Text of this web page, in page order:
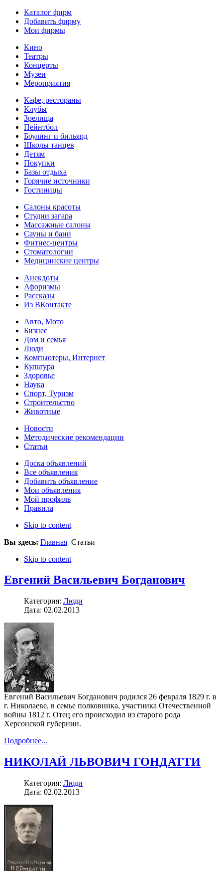
Каталог фирм
Добавить фирму
Мои фирмы
Кино
Театры
Концерты
Музеи
Мероприятия
Кафе, рестораны
Клубы
Зрелища
Пейнтбол
Боулинг и бильярд
Школы танцев
Детям
Покупки
Базы отдыха
Горячие источники
Гостиницы
Салоны красоты
Студии загара
Массажные салоны
Сауны и бани
Фитнес-центры
Стоматологии
Медицинские центры
Анекдоты
Афоризмы
Рассказы
Из ВКонтакте
Авто, Мото
Бизнес
Дом и семья
Люди
Компьютеры, Интернет
Культура
Здоровье
Наука
Спорт, Туризм
Строительство
Животные
Новости
Методические рекомендации
Статьи
Доска объявлений
Все объявления
Добавить объявление
Мои объявления
Мой профиль
Правила
Skip to content
Вы здесь: Главная Статьи
Skip to content
Евгений Васильевич Богданович
Категория: Люди
Дата: 02.02.2013
Евгений Васильевич Богданович родился 26 февраля 1829 г. в
г. Николаеве, в семье полковника, участника Отечественной
войны 1812 г. Отец его происходил из старого рода
Херсонской губернии.
Подробнее...
НИКОЛАЙ ЛЬВОВИЧ ГОНДАТТИ
Категория: Люди
Дата: 02.02.2013